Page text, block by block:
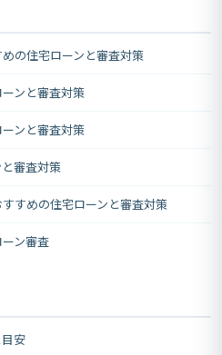
の住宅ローンと審査対策
ンと審査対策
ンと審査対策
審査対策
すめの住宅ローンと審査対策
ン審査
安